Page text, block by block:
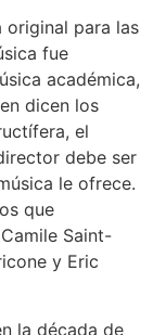
original para las
fue
académica,
dicen los
el
debe ser
le ofrece.
que
Saint-
y Eric
la década de